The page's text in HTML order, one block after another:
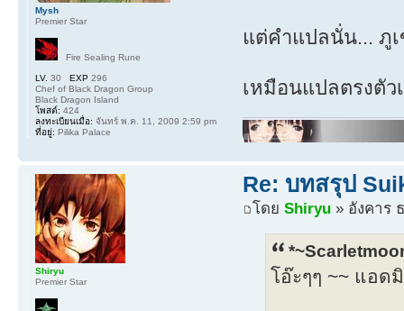
แต่คำแปลนั่น... ภู
เหมือนแปลตรงตัว
Mysh
Premier Star
Fire Sealing Rune
LV. 30 EXP 296
Chef of Black Dragon Group
Black Dragon Island
โพสต์: 424
ลงทะเบียนเมื่อ: จันทร์ พ.ค. 11, 2009 2:59 pm
ที่อยู่: Pilika Palace
Re: บทสรุป
โดยShiryu » อังคาร
โอ๊ะๆๆ ~~ แอด
Shiryu
Premier Star